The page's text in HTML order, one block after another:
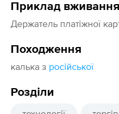
Приклад вживання
Держатель платіжної
Походження
калька з російської
Розділи